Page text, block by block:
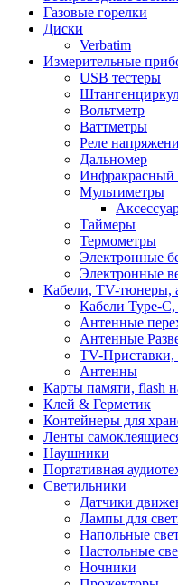
Газовые горелки
Диски
Verbatim
Измерительные
USB тестеры
Вольтметр
Ваттметры
Реле
Дальномер
Инфракрасный
Мультиметры
Таймеры
Термометры
Электронные
Электронные
Кабели, TV-тюнеры,
Кабели Type-
Антенные
Антенные
TV-
Антенны
Карты памяти, flash
Клей & Герметик
Контейнеры для
Ленты
Наушники
Портативная
Светильники
Датчики
Лампы для
Напольные
Настольные
Ночники